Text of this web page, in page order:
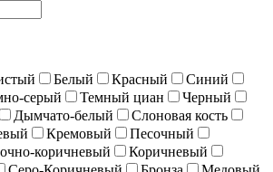
Белый Красный
Синий
серый Темный циан
Черный
Дымчато-белый
Слоновая кость
Кремовый
Песочный
коричневый
Коричневый